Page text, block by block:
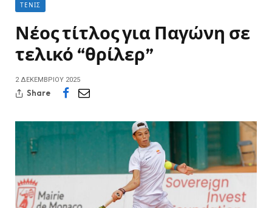
ΤΈΝΙΣ
Νέος τίτλος για Παγώνη σε
τελικό “θρίλερ”
2 ΔΕΚΕΜΒΡΊΟΥ 2025
Share